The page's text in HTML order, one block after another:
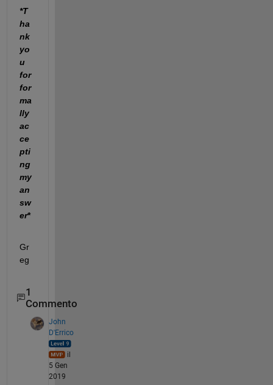
*T
ha
nk
yo
u
for
for
ma
lly
ac
ce
pti
ng
my
an
sw
er*
Gr
eg
1
Commento
John
D'Errico
il
5 Gen
2019